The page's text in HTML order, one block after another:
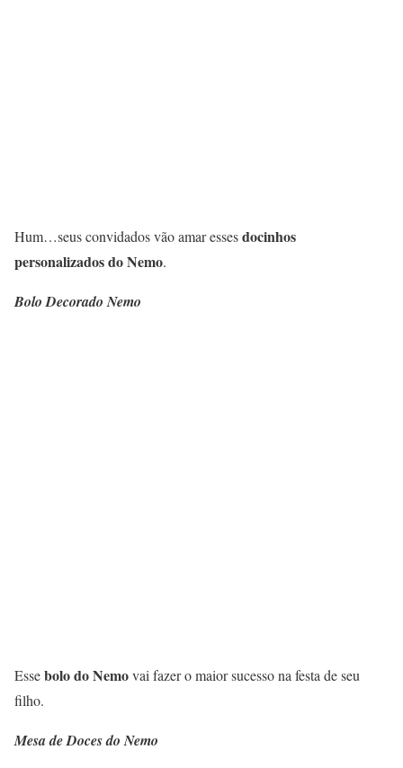
Hum…seus convidados vão amar essesdocinhos
personalizados do Nemo.
Bolo Decorado Nemo
Essebolo do Nemovai fazer o maior sucesso na festa de seu
filho.
Mesa de Doces do Nemo